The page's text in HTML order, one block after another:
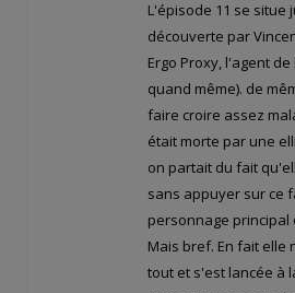
L'épisode 11 se situe
découverte par
Ergo Proxy, l'agent
quand même). de
faire croire assez
était morte par une
on partait du fait
sans appuyer sur ce
personnage
Mais bref. En fait elle
tout et s'est lancée à